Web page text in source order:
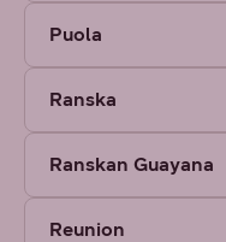
Puola
Ranska
Ranskan Guayana
Reunion